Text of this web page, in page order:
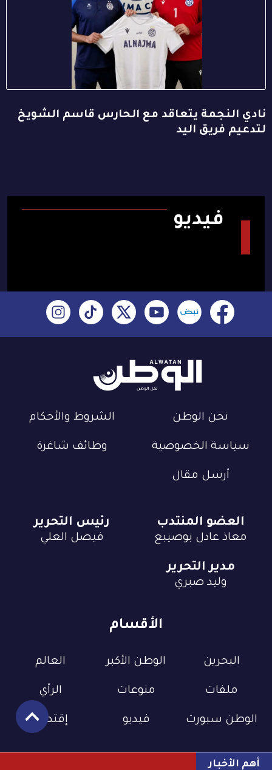
نادي النجمة يتعاقد مع الحارس قاسم الشويخ
لتدعيم فريق اليد
فيديو
أهم الأخبار
نحن الوطن الشروط والأحكام
سياسة الخصوصية وظائف شاغرة
أرسل مقال
الأقسام
البحرين الوطن الأكبر العالم
ملفات منوعات الرأي
الوطن سبورت فيديو إقتصاد
العضو المنتدب
معاذ عادل بوصيبع
رئيس التحرير
فيصل العلي
مدير التحرير
وليد صبري